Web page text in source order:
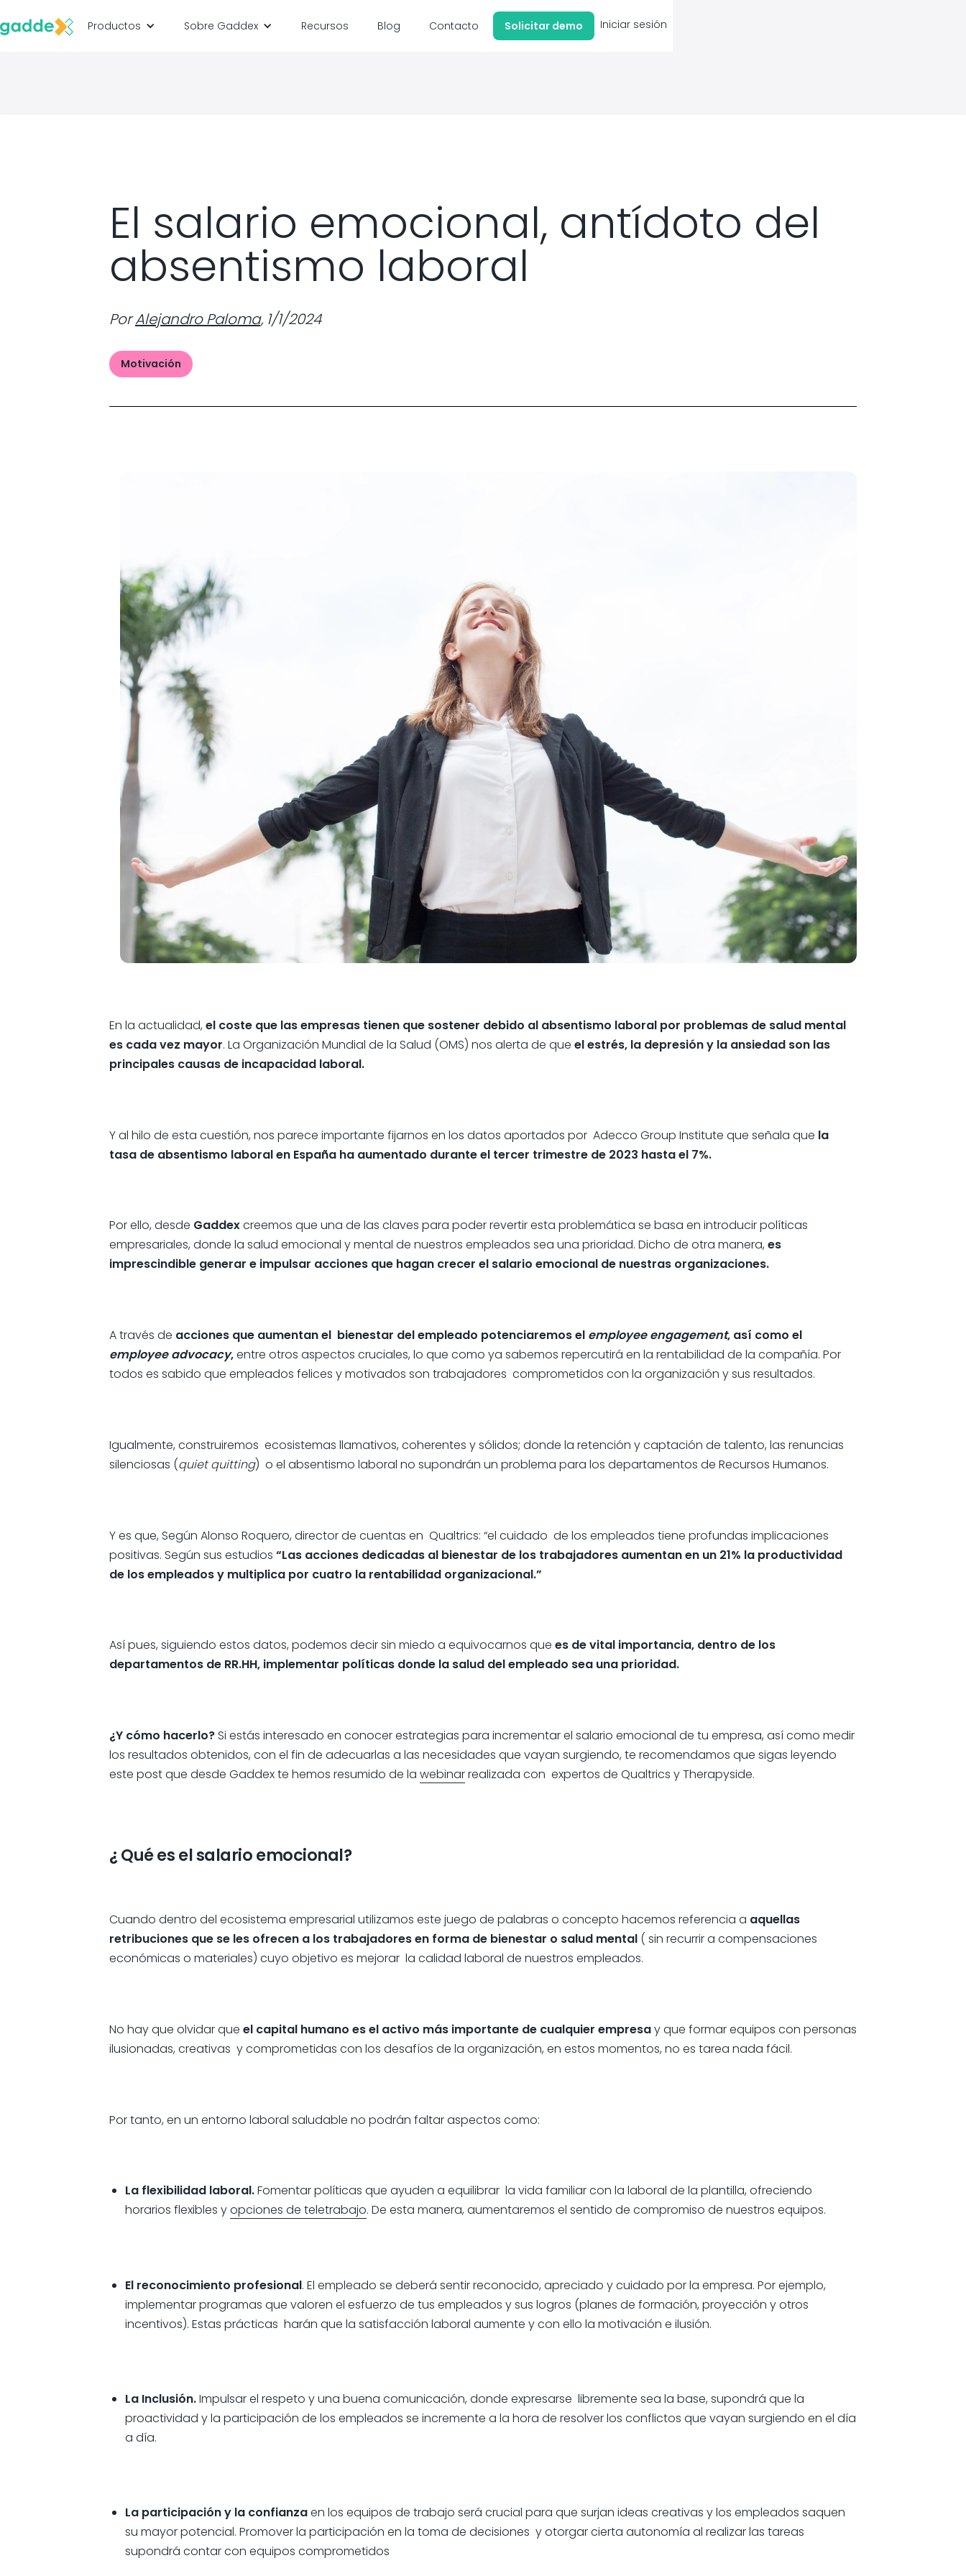
El salario emocional, antídoto del
absentismo laboral
Por Alejandro Paloma, 1/1/2024
Motivación
En la actualidad, el coste que las empresas tienen que sostener debido al absentismo laboral por problemas de salud mental
es cada vez mayor. La Organización Mundial de la Salud (OMS) nos alerta de que el estrés, la depresión y la ansiedad son las
principales causas de incapacidad laboral.
Y al hilo de esta cuestión, nos parece importante fijarnos en los datos aportados por Adecco Group Institute que señala que la
tasa de absentismo laboral en España ha aumentado durante el tercer trimestre de 2023 hasta el 7%.
Por ello, desde Gaddexcreemos que una de las claves para poder revertir esta problemática se basa en introducir políticas
empresariales, donde la salud emocional y mental de nuestros empleados sea una prioridad. Dicho de otra manera, es
imprescindible generar e impulsar acciones que hagan crecer el salario emocional de nuestras organizaciones.
A través de acciones que aumentan el bienestar del empleado potenciaremos el employee engagement, así como el
employee advocacy,entre otros aspectos cruciales, lo que como ya sabemos repercutirá en la rentabilidad de la compañía. Por
todos es sabido que empleados felices y motivados son trabajadores comprometidos con la organización y sus resultados.
Igualmente, construiremos ecosistemas llamativos, coherentes y sólidos; donde la retención y captación de talento, las renuncias
silenciosas (quiet quitting) o el absentismo laboral no supondrán un problema para los departamentos de Recursos Humanos.
Y es que, Según Alonso Roquero, director de cuentas en Qualtrics: “el cuidado de los empleados tiene profundas implicaciones
positivas. Según sus estudios “Las acciones dedicadas al bienestar de los trabajadores aumentan en un 21% la productividad
de los empleados y multiplica por cuatro la rentabilidad organizacional.”
Así pues, siguiendo estos datos, podemos decir sin miedo a equivocarnos que es de vital importancia, dentro de los
departamentos de RR.HH, implementar políticas donde la salud del empleado sea una prioridad.
¿Y cómo hacerlo? Si estás interesado en conocer estrategias para incrementar el salario emocional de tu empresa, así como medir
los resultados obtenidos, con el fin de adecuarlas a las necesidades que vayan surgiendo, te recomendamos que sigas leyendo
este post que desde Gaddex te hemos resumido de la webinarrealizada con expertos de Qualtrics y Therapyside.
¿ Qué es el salario emocional?
Cuando dentro del ecosistema empresarial utilizamos este juego de palabras o concepto hacemos referencia a aquellas
retribuciones que se les ofrecen a los trabajadores en forma de bienestar o salud mental ( sin recurrir a compensaciones
económicas o materiales) cuyo objetivo es mejorar la calidad laboral de nuestros empleados.
No hay que olvidar que el capital humano es el activo más importante de cualquier empresay que formar equipos con personas
ilusionadas, creativas y comprometidas con los desafíos de la organización, en estos momentos, no es tarea nada fácil.
Por tanto, en un entorno laboral saludable no podrán faltar aspectos como:
La flexibilidad laboral.Fomentar políticas que ayuden a equilibrar la vida familiar con la laboral de la plantilla, ofreciendo
horarios flexibles yopciones de teletrabajo. De esta manera, aumentaremos el sentido de compromiso de nuestros equipos.
El reconocimiento profesional. El empleado se deberá sentir reconocido, apreciado y cuidado por la empresa. Por ejemplo,
implementar programas que valoren el esfuerzo de tus empleados y sus logros (planes de formación, proyección y otros
incentivos). Estas prácticas harán que la satisfacción laboral aumente y con ello la motivación e ilusión.
La Inclusión.Impulsarel respeto y una buena comunicación, donde expresarse libremente sea la base, supondrá que la
proactividad y la participación de los empleados se incremente a la hora de resolver los conflictos que vayan surgiendo en el día
a día.
La participación y la confianzaen los equipos de trabajo será crucial para que surjan ideas creativas y los empleados saquen
su mayor potencial. Promover la participación en la toma de decisiones y otorgar cierta autonomía al realizar las tareas
supondrá contar con equipos comprometidos
Productos Sobre Gaddex Recursos Blog Contacto Solicitar demo Iniciar sesión